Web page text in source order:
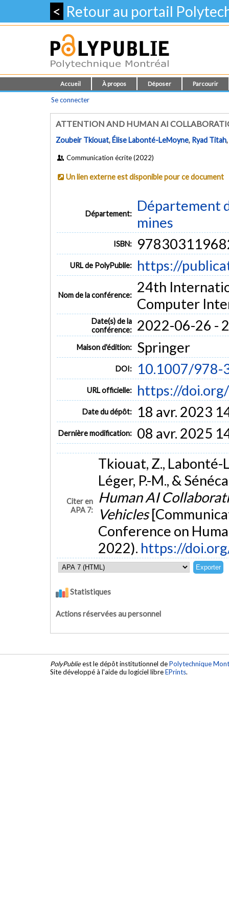
< Retour au portail
Accueil À propos Déposer Parcourir
Se connecter
ATTENTION AND HUMAN AI
Zoubeir Tkiouat,Élise Labonté-LeMoyne, Ryad Titah,
Communication écrite (2022)
Un lien externe est disponible pour ce document
Département:
Département
mines
ISBN:
URL de PolyPublie: https://
Nom de la conférence:
24th
Computer
Date(s) de la
conférence:
2022-06-26 -
Maison d'édition: Springer
DOI: 10.1007/978-
URL officielle: https://
Date du dépôt: 18 avr. 2023
Dernière modification: 08 avr. 2025
Citer en
APA 7:
Tkiouat, Z., Labonté-
Léger, P.-M., &
Human AI
Vehicles
Conference on
2022). https://
Statistiques
Actions réservées au personnel
PolyPublieest le dépôt institutionnel dePolytechnique
Site développé à l'aide du logiciel libreEPrints.